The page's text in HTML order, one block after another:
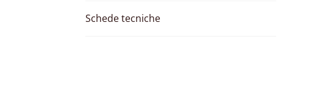
Schede tecniche